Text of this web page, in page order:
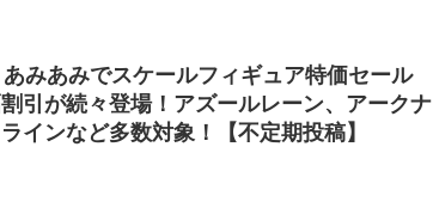
あみあみでスケールフィギュア特価セール
引が続々登場！アズールレーン、アークナ
インなど多数対象！【不定期投稿】